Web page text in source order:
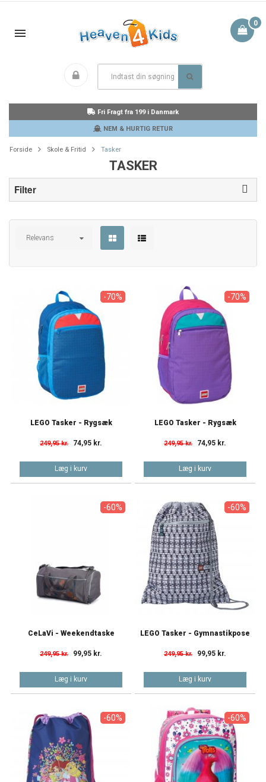
0
Fri Fragt fra 199 i Danmark
NEM & HURTIG RETUR
Forside Skole & Fritid Tasker
TASKER
Filter
Relevans
-70%
LEGO Tasker - Rygsæk
249,95 kr. 74,95 kr.
Læg i kurv
-70%
LEGO Tasker - Rygsæk
249,95 kr. 74,95 kr.
Læg i kurv
-60%
CeLaVi - Weekendtaske
249,95 kr. 99,95 kr.
Læg i kurv
-60%
LEGO Tasker - Gymnastikpose
249,95 kr. 99,95 kr.
Læg i kurv
-60% -60%